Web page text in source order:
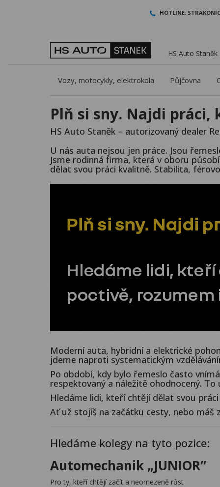
HOTLINE:
HS Auto
Vozy, motocykly, elektrokola Půjčovna
Plň si sny. Najdi
HS Auto Staněk – autorizovaný dealer
U nás auta nejsou jen práce. Jsou
Jsme rodinná firma, která v oboru
dělat svou práci kvalitně. Stabilita,
Moderní auta, hybridní a elektrické
jdeme naproti systematickým
Po období, kdy bylo řemeslo často
respektovaný a náležitě ohodnocený.
Hledáme lidi, kteří chtějí dělat svou
Ať už stojíš na začátku cesty, nebo máš
Hledáme kolegy na tyto pozice:
Automechanik „JUNIOR“
Pro ty, kteří chtějí začít a neomezeně růst